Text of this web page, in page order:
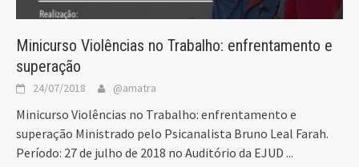
Minicurso Violências no Trabalho: enfrentamento e
superação
24/07/2018 @amatra
Minicurso Violências no Trabalho: enfrentamento e
superação Ministrado pelo Psicanalista Bruno Leal Farah.
Período: 27 de julho de 2018 no Auditório da EJUD ...